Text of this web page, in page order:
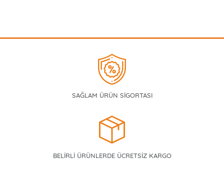
SAĞLAM ÜRÜN SİGORTASI
BELİRLİ ÜRÜNLERDE ÜCRETSİZ KARGO